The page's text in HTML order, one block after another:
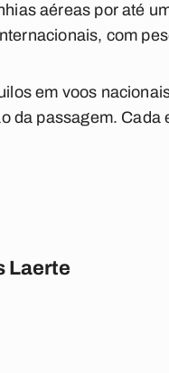
aéreas por até
com
em voos
da passagem.
Laerte